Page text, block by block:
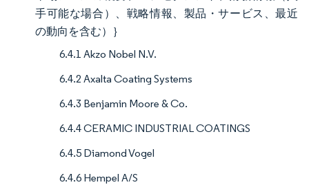
手可能な場合）、戦略情報、製品・サービス、最近
の動向を含む）｝
6.4.1 Akzo Nobel N.V.
6.4.2 Axalta Coating Systems
6.4.3 Benjamin Moore & Co.
6.4.4 CERAMIC INDUSTRIAL COATINGS
6.4.5 Diamond Vogel
6.4.6 Hempel A/S